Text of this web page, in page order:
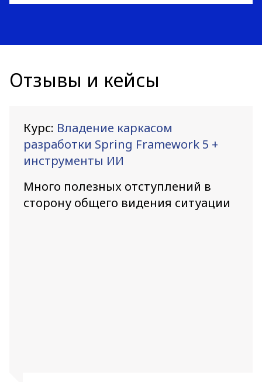
Отзывы и кейсы
Курс: Владение каркасом
разработки Spring Framework 5 +
инструменты ИИ
Много полезных отступлений в
сторону общего видения ситуации